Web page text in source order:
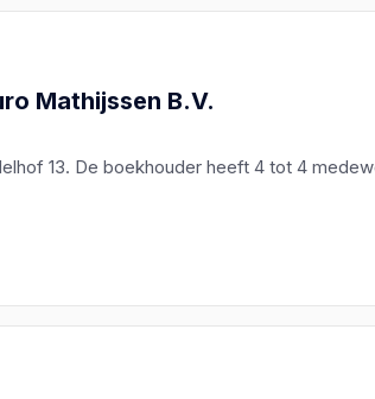
Mathijssen B.V.
13. De boekhouder heeft 4 tot 4